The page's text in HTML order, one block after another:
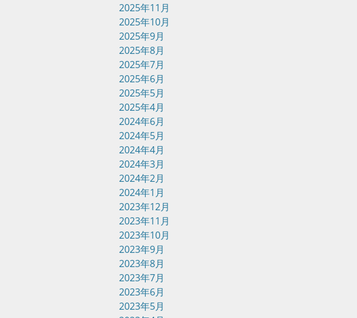
2025年11月
2025年10月
2025年9月
2025年8月
2025年7月
2025年6月
2025年5月
2025年4月
2024年6月
2024年5月
2024年4月
2024年3月
2024年2月
2024年1月
2023年12月
2023年11月
2023年10月
2023年9月
2023年8月
2023年7月
2023年6月
2023年5月